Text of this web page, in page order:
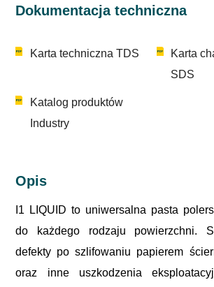
Dokumentacja techniczna
Karta techniczna TDS
Karta
SDS
Katalog produktów
Industry
Opis
I1 LIQUID to uniwersalna pasta
do każdego rodzaju powierzchni.
defekty po szlifowaniu papierem
oraz inne uszkodzenia